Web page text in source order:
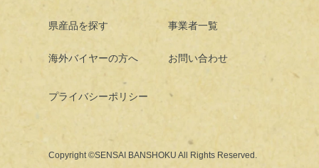
県産品を探す 事業者一覧
海外バイヤーの方へ お問い合わせ
プライバシーポリシー
Copyright ©SENSAI BANSHOKU All Rights Reserved.